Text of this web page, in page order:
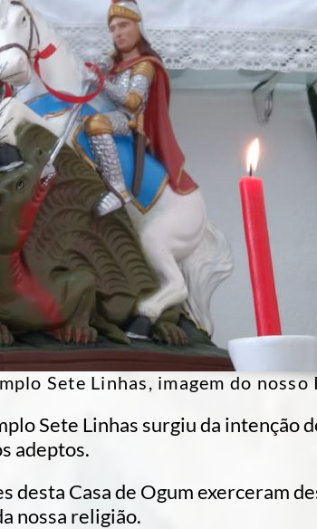
Sete Linhas, imagem do nosso
Sete Linhas surgiu da intenção
adeptos.
Casa de Ogum exerceram
nossa religião.